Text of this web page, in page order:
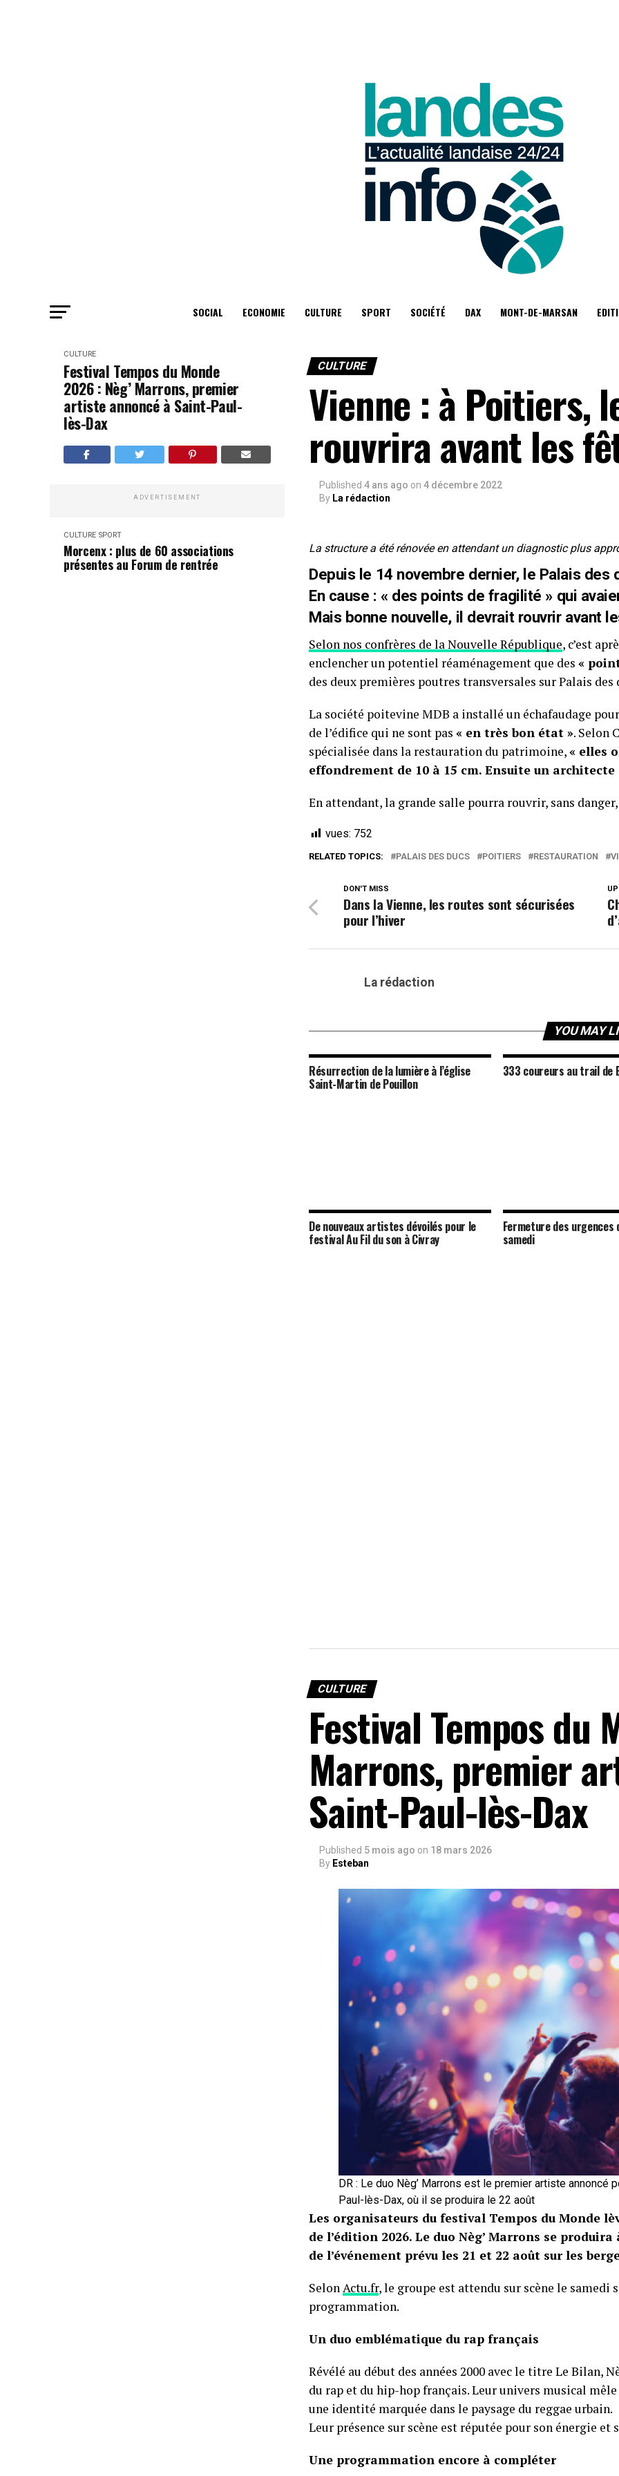
SOCIAL ECONOMIE CULTURE SPORT SOCIÉTÉ DAX MONT-DE-MARSAN
CULTURE
Festival Tempos du Monde
2026 : Nèg’ Marrons, premier
artiste annoncé à Saint-Paul-
lès-Dax
ADVERTISEMENT
CULTURE SPORT
Morcenx : plus de 60 associations
présentes au Forum de rentrée
CULTURE
Vienne : à Poitiers,
rouvrira avant les
Published 4 ans ago on 4 décembre 2022
By La rédaction
La structure a été rénovée en attendant un diagnostic plus
Depuis le 14 novembre dernier, le Palais
En cause : « des points de fragilité » qui
Mais bonne nouvelle, il devrait rouvrir avant
Selon nos confrères de la Nouvelle République, c’est
enclencher un potentiel réaménagement que des «
des deux premières poutres transversales sur Palais des
La société poitevine MDB a installé un échafaudage pour
de l’édifice qui ne sont pas « en très bon état ». Selon
spécialisée dans la restauration du patrimoine,« elles
effondrement de 10 à 15 cm. Ensuite un
En attendant, la grande salle pourra rouvrir, sans
vues: 752
RELATED TOPICS: PALAIS DES DUCS POITIERS RESTAURATION
DON'T MISS
Dans la Vienne, les routes sont sécurisées
pour l’hiver
La rédaction
YOU MAY
Résurrection de la lumière à l’église
Saint-Martin de Pouillon
333 coureurs au trail de
De nouveaux artistes dévoilés pour le
festival Au Fil du son à Civray
Fermeture des urgences
samedi
CULTURE
Festival Tempos du
Marrons, premier
Saint-Paul-lès-Dax
Published 5 mois ago on 18 mars 2026
By Esteban
DR : Le duo Nèg’ Marrons est le premier artiste
Paul-lès-Dax, où il se produira le 22 août
Les organisateurs du festival Tempos du Monde
de l’édition 2026. Le duo Nèg’ Marrons se
de l’événement prévu les 21 et 22 août sur les
SelonActu.fr, le groupe est attendu sur scène le
programmation.
Un duo emblématique du rap français
Révélé au début des années 2000 avec le titre Le Bilan,
du rap et du hip-hop français. Leur univers musical
une identité marquée dans le paysage du reggae urbain.
Leur présence sur scène est réputée pour son énergie et
Une programmation encore à compléter